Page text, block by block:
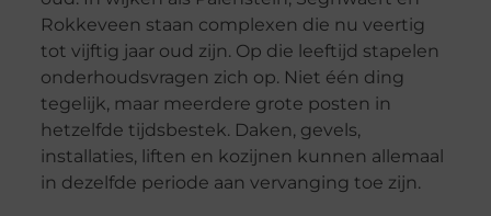
Rokkeveen staan complexen die nu veertig
tot vijftig jaar oud zijn. Op die leeftijd stapelen
onderhoudsvragen zich op. Niet één ding
tegelijk, maar meerdere grote posten in
hetzelfde tijdsbestek. Daken, gevels,
installaties, liften en kozijnen kunnen allemaal
in dezelfde periode aan vervanging toe zijn.